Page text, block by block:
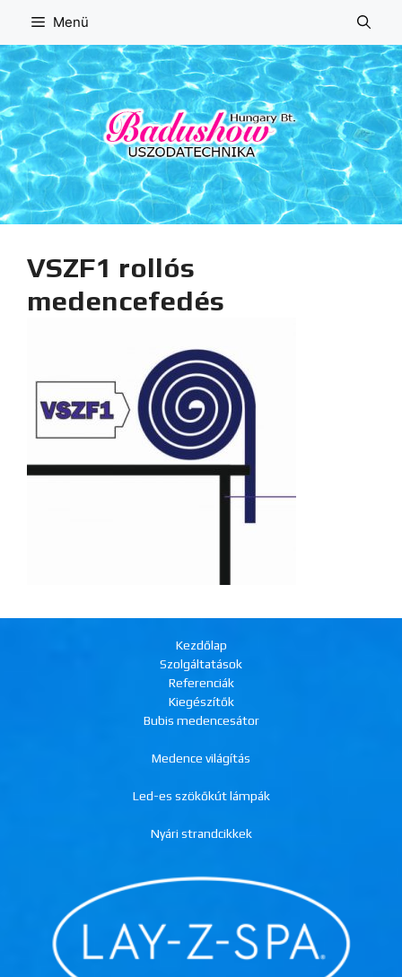
tartalomba
Menü
VSZF1 rollós
medencefedés
Kezdőlap
Szolgáltatások
Referenciák
Kiegészítők
Bubis medencesátor
Medence világítás
Led-es szökőkút lámpák
Nyári strandcikkek